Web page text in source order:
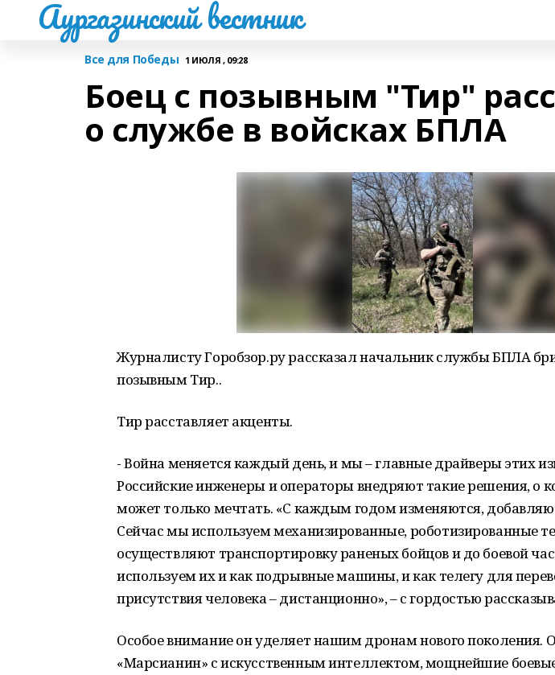
Аургазинский вестник
Все для Победы 1 ИЮЛЯ , 09:28
Боец с позывным "Тир"
о службе в войсках БПЛА
Журналисту Горобзор.ру рассказал начальник службы БПЛА
позывным Тир..
Тир расставляет акценты.
- Война меняется каждый день, и мы – главные драйверы этих
Российские инженеры и операторы внедряют такие решения, о
может только мечтать. «С каждым годом изменяются,
Сейчас мы используем механизированные, роботизированные
осуществляют транспортировку раненых бойцов и до боевой
используем их и как подрывные машины, и как телегу для
присутствия человека – дистанционно», – с гордостью
Особое внимание он уделяет нашим дронам нового поколения.
«Марсианин» с искусственным интеллектом, мощнейшие боевые